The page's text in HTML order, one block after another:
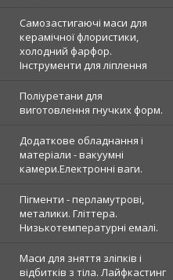
Самозастигаючі маси для
керамічної флористики,
холодний фарфор.
Інструменти для ліплення
Поліуретани для
виготовлення гнучких форм.
Додаткове обладнання і
матеріали - вакуумні
камери.Електронні ваги.
Пігменти - перламутрові,
металики. Гліттера.
Низькотемпературні емалі.
Маси для зняття зліпків і
відбитків з тіла. Лайфкастинг